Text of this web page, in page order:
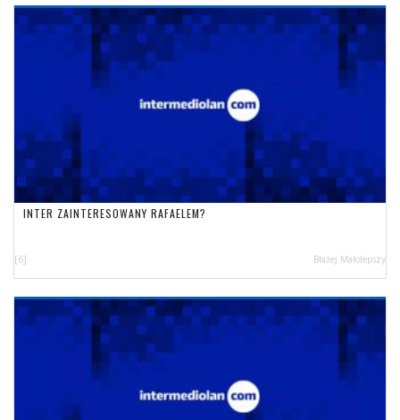
INTER ZAINTERESOWANY RAFAELEM?
[6] Błażej Małolepszy